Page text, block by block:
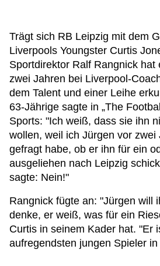
Trägt sich RB Leipzig mit dem
Liverpools Youngster Curtis
Sportdirektor Ralf Rangnick hat
zwei Jahren bei Liverpool-
dem Talent und einer Leihe
63-Jährige sagte in „The
Sports: "Ich weiß, dass sie ihn
wollen, weil ich Jürgen vor zwei
gefragt habe, ob er ihn für ein
ausgeliehen nach Leipzig
sagte: Nein!"
Rangnick fügte an: "Jürgen will
denke, er weiß, was für ein
Curtis in seinem Kader hat. "Er
aufregendsten jungen Spieler